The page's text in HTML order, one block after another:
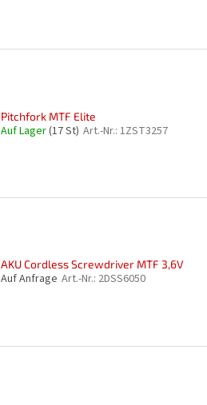
Pitchfork MTF Elite
Auf Lager(17 St) Art.-Nr.: 1ZST3257
AKU Cordless Screwdriver MTF 3,6V
Auf Anfrage Art.-Nr.: 2DSS6050